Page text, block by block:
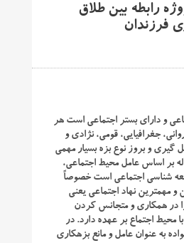
رابطه بین طلاق
فرزندان
و دارای بستر اجتماعی است هر
جغرافیایی، قومی، نژادی و
‌گیری و بروز نوع بزه بسیار مهمی
بر اساس عامل محیط اجتماعی،
شناسی اجتماعی است خصوصاً
مهمترین نهاد اجتماعی یعنی
در همكاری و متجانس كردن
محیط اجتماع بر عهده دارد. در
به عنوان عامل و مانع بزهكاری